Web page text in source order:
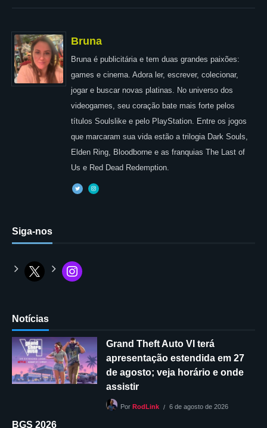
Bruna
Bruna é publicitária e tem duas grandes paixões:
games e cinema. Adora ler, escrever, colecionar,
jogar e buscar novas platinas. No universo dos
videogames, seu coração bate mais forte pelos
títulos Soulslike e pelo PlayStation. Entre os jogos
que marcaram sua vida estão a trilogia Dark Souls,
Elden Ring, Bloodborne e as franquias The Last of
Us e Red Dead Redemption.
Siga-nos
Notícias
Grand Theft Auto VI terá
apresentação estendida em 27
de agosto; veja horário e onde
assistir
Por RodLink 6 de agosto de 2026
BGS 2026